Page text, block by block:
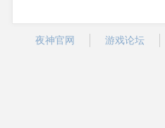
夜神官网 游戏论坛